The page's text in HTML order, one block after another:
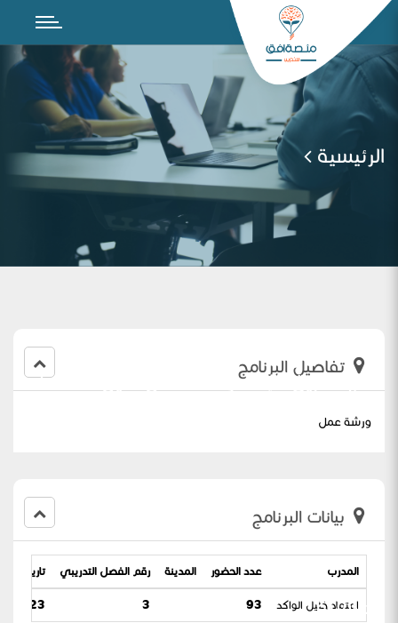
الرئيسية
نتائج تطبيق الإصدار الثالث من دليل الخطط
الدراسية
تفاصيل البرنامج
ورشة عمل
بيانات البرنامج
المدرب عدد الحضور المدينة رقم الفصل التدريبي تاريخ
اعتماد خليل الواكد 93
3
/ 20-05-1445